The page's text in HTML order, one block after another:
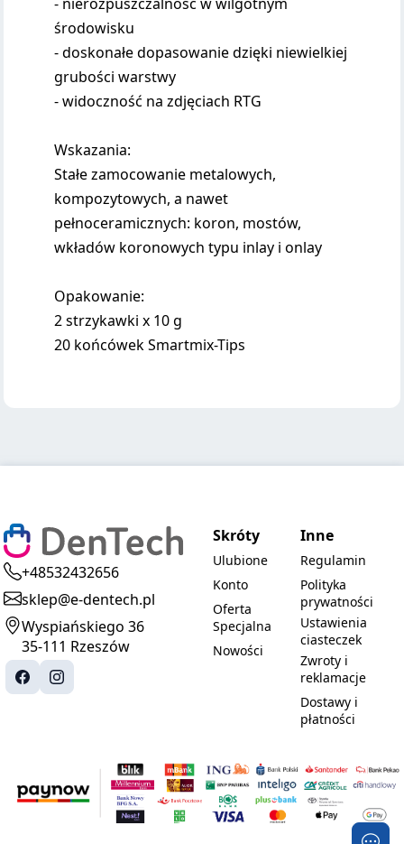
środowisku
- doskonałe dopasowanie dzięki niewielkiej
grubości warstwy
- widoczność na zdjęciach RTG
Wskazania:
Stałe zamocowanie metalowych,
kompozytowych, a nawet
pełnoceramicznych: koron, mostów,
wkładów koronowych typu inlay i onlay
Opakowanie:
2 strzykawki x 10 g
20 końcówek Smartmix-Tips
+48532432656
sklep@e-dentech.pl
Wyspiańskiego 36
35-111 Rzeszów
Skróty
Ulubione
Konto
Oferta
Specjalna
Nowości
Inne
Regulamin
Polityka
prywatności
Ustawienia
ciasteczek
Zwroty i
reklamacje
Dostawy i
płatności